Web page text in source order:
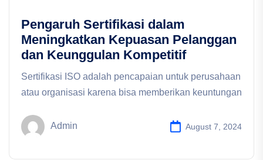
Pengaruh Sertifikasi dalam
Meningkatkan Kepuasan Pelanggan
dan Keunggulan Kompetitif
Sertifikasi ISO adalah pencapaian untuk perusahaan
atau organisasi karena bisa memberikan keuntungan
Admin August 7, 2024